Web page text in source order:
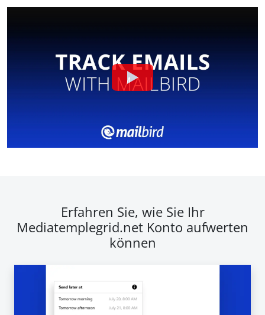
Erfahren Sie, wie Sie Ihr
Mediatemplegrid.net Konto aufwerten
können